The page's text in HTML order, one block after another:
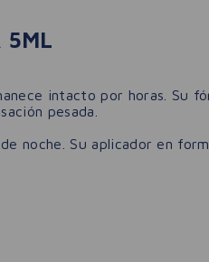
5ML
intacto por horas. Su
pesada.
noche. Su aplicador en